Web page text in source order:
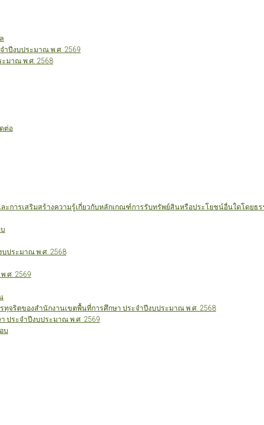
ปีงบประมาณ พ.ศ. 2569
มาณ พ.ศ. 2568
ต่อ
ะการเสริมสร้างความรู้เกี่ยวกับหลักเกณฑ์การรับทรัพย์สินหรือประโยชน์อื่นใดโดยธ
บประมาณ พ.ศ. 2568
.ศ. 2569
จริตของสำนักงานเขตพื้นที่การศึกษา ประจำปีงบประมาณ พ.ศ. 2568
ประจำปีงบประมาณ พ.ศ. 2569
บ